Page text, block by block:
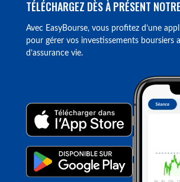
TÉLÉCHARGEZ DÈS À PRÉSENT
Avec EasyBourse, vous profitez d’une
pour gérer vos investissements boursiers
d’assurance vie.